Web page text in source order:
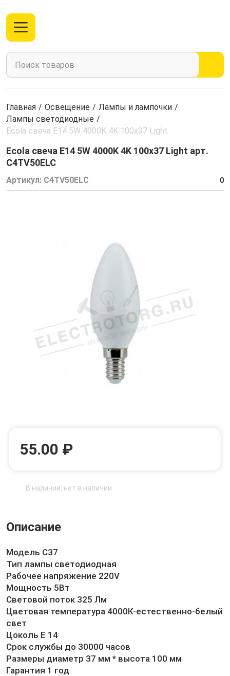
Главная / Освещение / Лампы и лампочки /
Лампы светодиодные /
Ecola свеча E14 5W 4000K 4K 100x37 Light
Ecola свеча E14 5W 4000K 4K 100x37 Light арт.
C4TV50ELC
Артикул: C4TV50ELC 0
55.00 ₽
В наличии: нет в наличии
Описание
Модель C37
Тип лампы светодиодная
Рабочее напряжение 220V
Мощность 5Вт
Световой поток 325 Лм
Цветовая температура 4000К-естественно-белый
свет
Цоколь Е 14
Срок службы до 30000 часов
Размеры диаметр 37 мм * высота 100 мм
Гарантия 1 год